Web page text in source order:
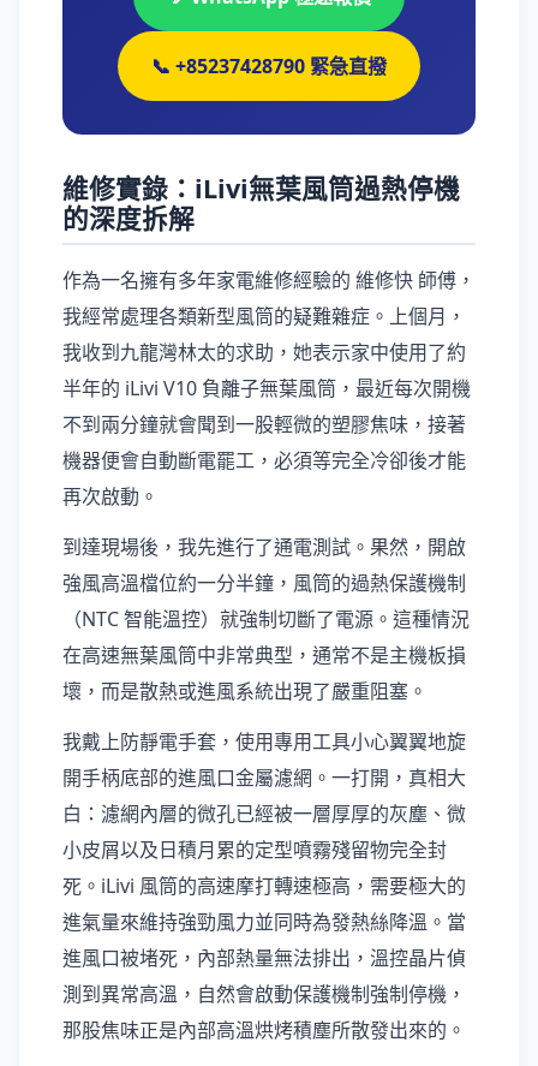
📞 +85237428790 緊急直撥
維修實錄：iLivi無葉風筒過熱停機
的深度拆解
作為一名擁有多年家電維修經驗的 維修快 師傅，
我經常處理各類新型風筒的疑難雜症。上個月，
我收到九龍灣林太的求助，她表示家中使用了約
半年的 iLivi V10 負離子無葉風筒，最近每次開機
不到兩分鐘就會聞到一股輕微的塑膠焦味，接著
機器便會自動斷電罷工，必須等完全冷卻後才能
再次啟動。
到達現場後，我先進行了通電測試。果然，開啟
強風高溫檔位約一分半鐘，風筒的過熱保護機制
（NTC 智能溫控）就強制切斷了電源。這種情況
在高速無葉風筒中非常典型，通常不是主機板損
壞，而是散熱或進風系統出現了嚴重阻塞。
我戴上防靜電手套，使用專用工具小心翼翼地旋
開手柄底部的進風口金屬濾網。一打開，真相大
白：濾網內層的微孔已經被一層厚厚的灰塵、微
小皮屑以及日積月累的定型噴霧殘留物完全封
死。iLivi 風筒的高速摩打轉速極高，需要極大的
進氣量來維持強勁風力並同時為發熱絲降溫。當
進風口被堵死，內部熱量無法排出，溫控晶片偵
測到異常高溫，自然會啟動保護機制強制停機，
那股焦味正是內部高溫烘烤積塵所散發出來的。